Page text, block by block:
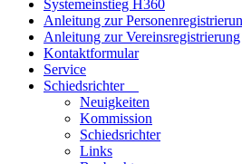
Systemeinstieg H360
Anleitung zur
Anleitung zur Vereinsregistrierung
Kontaktformular
Service
Schiedsrichter
Neuigkeiten
Kommission
Schiedsrichter
Links